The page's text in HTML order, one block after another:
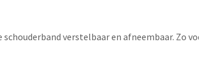
verstelbaar en afneembaar. Zo